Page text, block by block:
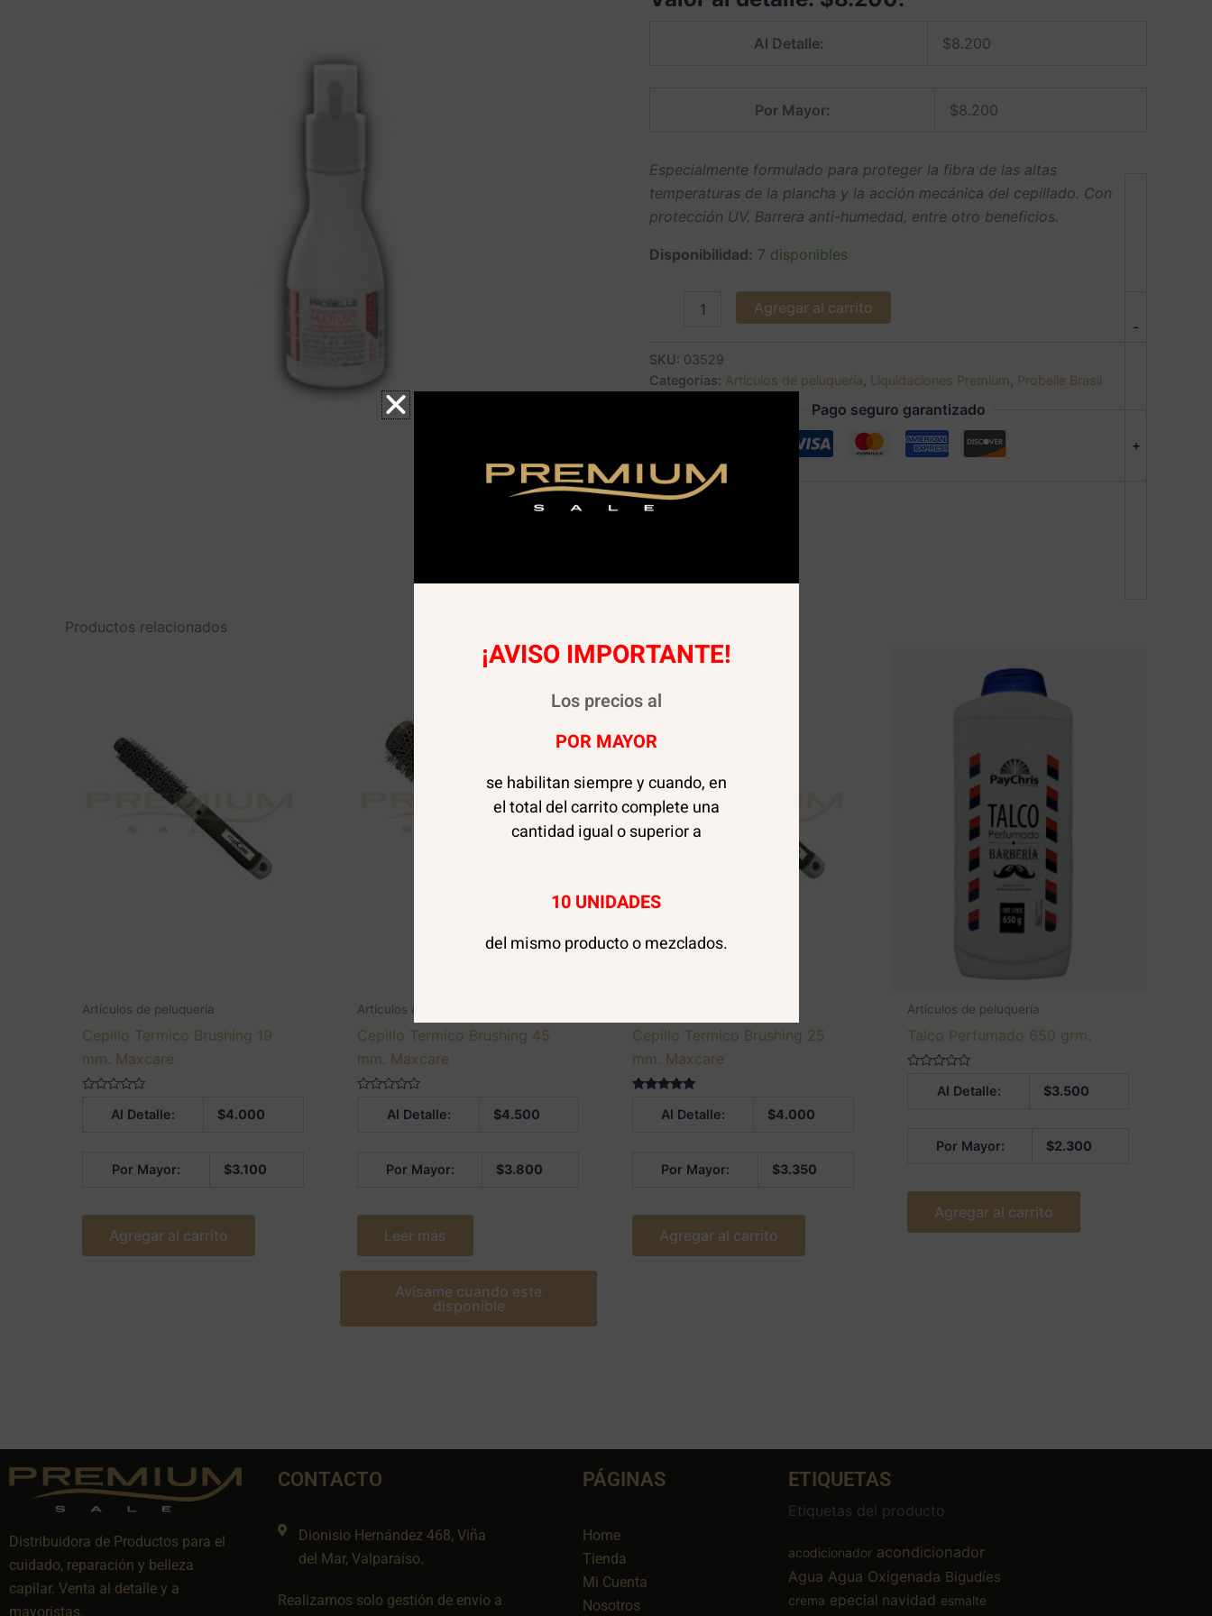
Al Detalle: $8.200
Por Mayor: $8.200
Especialmente formulado para proteger la fibra de las altas
temperaturas de la plancha y la acción mecánica del cepillado. Con
protección UV. Barrera anti-humedad, entre otro beneficios.
Disponibilidad: 7 disponibles
-
+
Agregar al carrito
SKU: 03529
Categorías: Artículos de peluquería Liquidaciones Premium Probelle Brasil
Pago seguro garantizado
Productos relacionados
Artículos de peluquería
Cepillo Termico Brushing 19
mm. Maxcare
Al Detalle: $4.000
Por Mayor: $3.100
Agregar al carrito
AGOTADO
Artículos de peluquería
Cepillo Termico Brushing 45
mm. Maxcare
Al Detalle: $4.500
Por Mayor: $3.800
Leer más
Avísame cuando este
disponible
Cepillo Termico Brushing 25
mm. Maxcare
Al Detalle: $4.000
Por Mayor: $3.350
Agregar al carrito
Artículos de peluquería
Talco Perfumado 650 grm.
Al Detalle: $3.500
Por Mayor: $2.300
Agregar al carrito
Distribuidora de Productos para el
cuidado, reparación y belleza
capilar. Venta al detalle y a
mayoristas.
CONTACTO
Dionisio Hernández 468, Viña
del Mar, Valparaíso.
Realizamos solo gestión de envío a
PÁGINAS
Home
Tienda
Mi Cuenta
Nosotros
ETIQUETAS
Etiquetas del producto
acodicionador acondicionador
Agua Agua Oxigenada Bigudíes
crema epecial navidad esmalte
¡AVISO IMPORTANTE!
Los precios al
POR MAYOR
se habilitan siempre y cuando, en
el total del carrito complete una
cantidad igual o superior a
10 UNIDADES
del mismo producto o mezclados.